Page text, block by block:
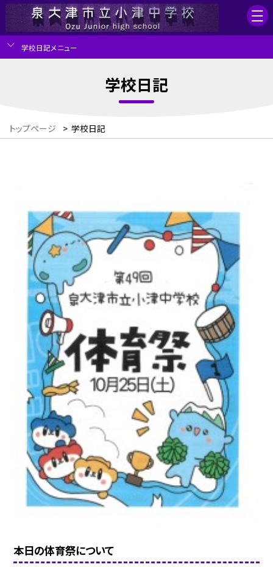
学校日記メニュー
学校日記
トップページ > 学校日記
本日の体育祭について